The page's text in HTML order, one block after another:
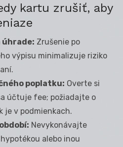
kartu zrušiť, aby
úhrade: Zrušenie po
výpisu minimalizuje riziko
poplatku: Overte si
účtuje fee; požiadajte o
je v podmienkach.
Nevykonávajte
alebo inou